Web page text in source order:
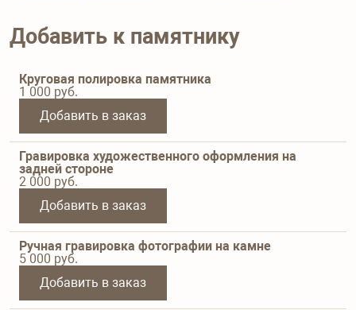
Добавить к памятнику
Круговая полировка памятника
1 000 руб.
Добавить в заказ
Гравировка художественного оформления на
задней стороне
2 000 руб.
Добавить в заказ
Ручная гравировка фотографии на камне
5 000 руб.
Добавить в заказ